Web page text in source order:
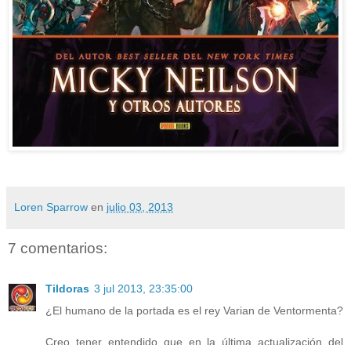
Loren Sparrow en julio 03, 2013
7 comentarios:
Tildoras 3 jul 2013, 23:35:00
¿El humano de la portada es el rey Varian de Ventormenta?
Creo tener entendido que en la última actualización del